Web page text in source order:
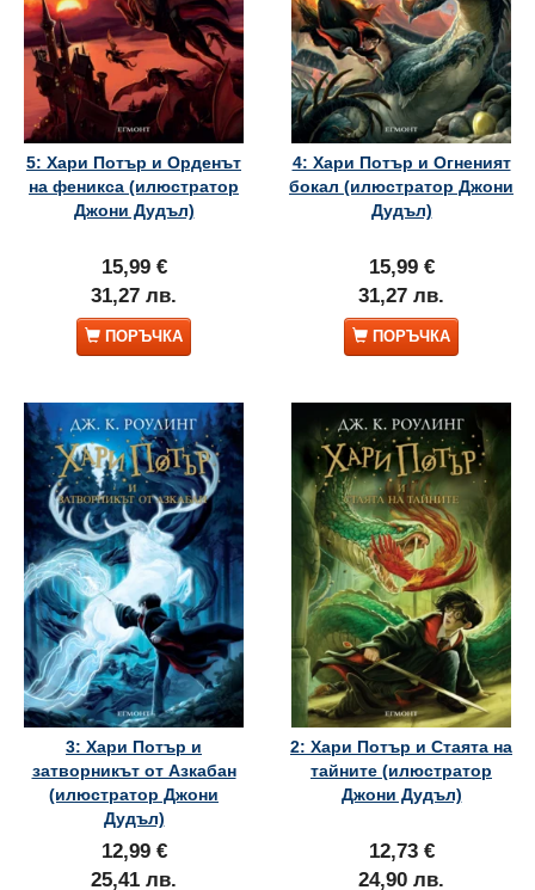
5: Хари Потър и Орденът
на феникса (илюстратор
Джони Дудъл)
15,99 €
31,27 лв.
ПОРЪЧКА
4: Хари Потър и Огненият
бокал (илюстратор Джони
Дудъл)
15,99 €
31,27 лв.
ПОРЪЧКА
3: Хари Потър и
затворникът от Азкабан
(илюстратор Джони
Дудъл)
12,99 €
25,41 лв.
2: Хари Потър и Стаята на
тайните (илюстратор
Джони Дудъл)
12,73 €
24,90 лв.